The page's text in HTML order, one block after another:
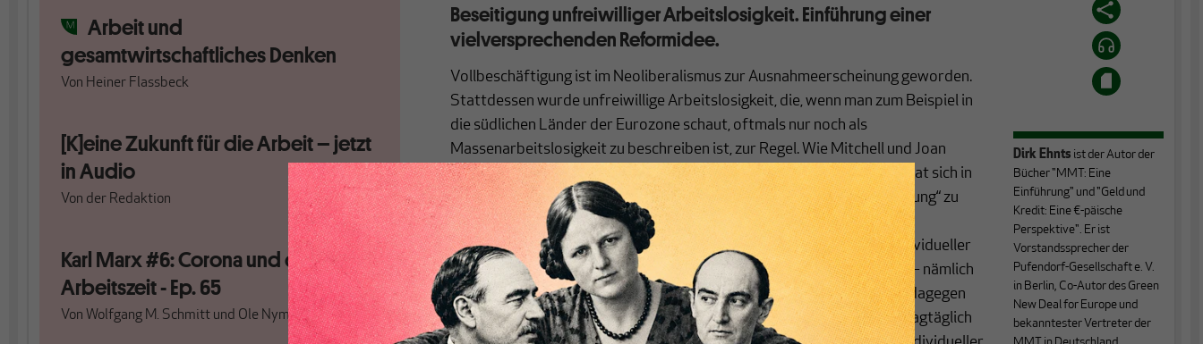
Arbeit und
gesamtwirtschaftliches Denken
Von Heiner Flassbeck
[K]eine Zukunft für die Arbeit – jetzt
in Audio
Von der Redaktion
Karl Marx #6: Corona und die
Arbeitszeit - Ep. 65
Von Wolfgang M. Schmitt und Ole Nymoen
Beseitigung unfreiwilliger Arbeitslosigkeit. Einführung einer
vielversprechenden Reformidee.
Vollbeschäftigung ist im Neoliberalismus zur Ausnahmeerscheinung geworden.
Stattdessen wurde unfreiwillige Arbeitslosigkeit, die, wenn man zum Beispiel in
die südlichen Länder der Eurozone schaut, oftmals nur noch als
Massenarbeitslosigkeit zu beschreiben ist, zur Regel. Wie Mitchell und Joan
Muysken [1]in ihrem 2008 veröffentlichen Buch treffend festhalten, hat sich in
der neoliberalen Ära das ökonomische Paradigma von „Vollbeschäftigung“ zu
„voller Beschäftigungsfähigkeit“ gewandelt. Die Verantwortung für
Vollbeschäftigung wird nicht mehr länger beim Staat, sondern auf individueller
Ebene verortet. Die makroökonomischen Gründe für Arbeitslosigkeit – nämlich
eine zu geringe Gesamtnachfrage - sowie die sozialen Kosten blieben dagegen
weitgehend unberücksichtigt. Stattdessen wird medial und politisch tagtäglich
Dirk Ehnts ist der Autor der
Bücher "MMT: Eine
Einführung" und "Geld und
Kredit: Eine €-päische
Perspektive". Er ist
Vorstandssprecher der
Pufendorf-Gesellschaft e. V.
in Berlin, Co-Autor des Green
New Deal for Europe und
bekanntester Vertreter der